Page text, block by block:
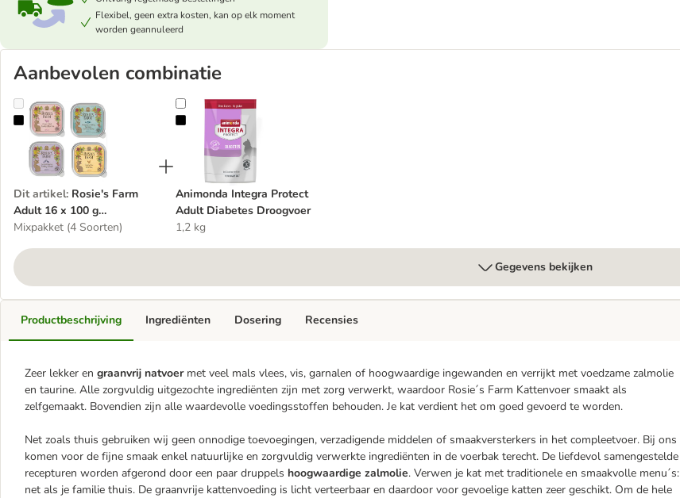
Flexibel, geen extra kosten, kan op elk moment
worden geannuleerd
Aanbevolen combinatie
Rosie's Farm Adult 16 x 100 g Kattenvoer
Dit artikel: Rosie's Farm
Adult 16 x 100 g
Kattenvoer
Mixpakket (4 Soorten)
Animonda Integra Protect Adult Diabetes Droogvoer
Animonda Integra Protect
Adult Diabetes Droogvoer
1,2 kg
Gegevens bekijken
Productbeschrijving
Zeer lekker en graanvrij natvoermet veel mals vlees, vis, garnalen of hoogwaardige ingewanden en verrijkt met voedzame zalmolie
en taurine. Alle zorgvuldig uitgezochte ingrediënten zijn met zorg verwerkt, waardoor Rosie´s Farm Kattenvoer smaakt als
zelfgemaakt. Bovendien zijn alle waardevolle voedingsstoffen behouden. Je kat verdient het om goed gevoerd te worden.
Net zoals thuis gebruiken wij geen onnodige toevoegingen, verzadigende middelen of smaakversterkers in het compleetvoer. Bij ons
komen voor de fijne smaak enkel natuurlijke en zorgvuldig verwerkte ingrediënten in de voerbak terecht. De liefdevol samengestelde
recepturen worden afgerond door een paar druppels hoogwaardige zalmolie. Verwen je kat met traditionele en smaakvolle menu´s:
net als je familie thuis. De graanvrije kattenvoeding is licht verteerbaar en daardoor voor gevoelige katten zeer geschikt. Om de hele
Ingrediënten Dosering Recensies